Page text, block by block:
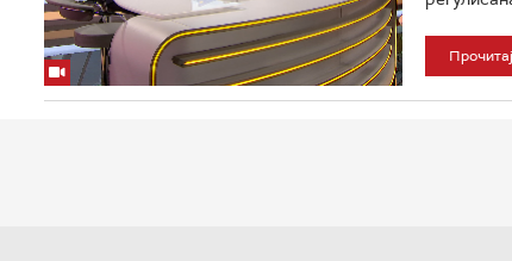
Прочитај